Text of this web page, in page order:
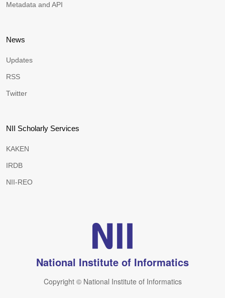
Metadata and API
News
Updates
RSS
Twitter
NII Scholarly Services
KAKEN
IRDB
NII-REO
National Institute of Informatics
Copyright © National Institute of Informatics